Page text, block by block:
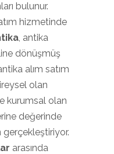
bulunur.
hizmetinde
, antika
dönüşmüş
alım satım
olan
kurumsal olan
değerinde
arasında